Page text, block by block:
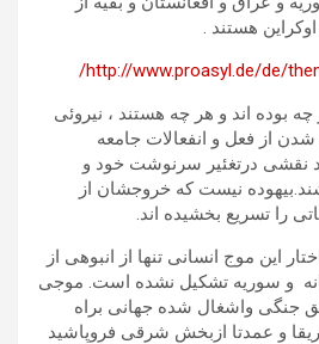
هستند .
http://www.proasyl.de/de/
بوده اند و هر چه هستند ، نیروئی
از فعل و انفعالات جامعه
نقشی درتغئیر سرنوشت خود و
نیست که خروجشان از
را تسریع بخشیده اند.
این موج انسانی تنها از انبوهی از
و سوریه تشکیل نشده است. موجی
جنگی واشغال شده جهانی براه
و عمدتا ازبخش شرقی فروپاشید